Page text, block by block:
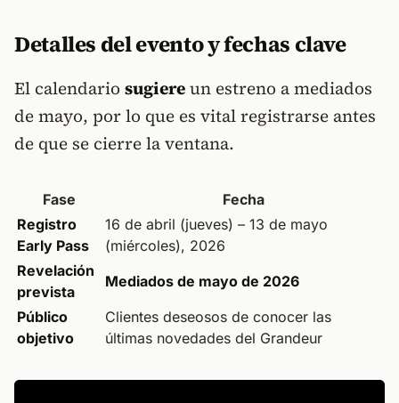
Detalles del evento y fechas clave
El calendario sugiereun estreno a mediados
de mayo, por lo que es vital registrarse antes
de que se cierre la ventana.
Fase
Fecha
Registro
Early Pass
16 de abril (jueves) – 13 de mayo
(miércoles), 2026
Revelación
prevista
Mediados de mayo de 2026
Público
objetivo
Clientes deseosos de conocer las
últimas novedades del Grandeur